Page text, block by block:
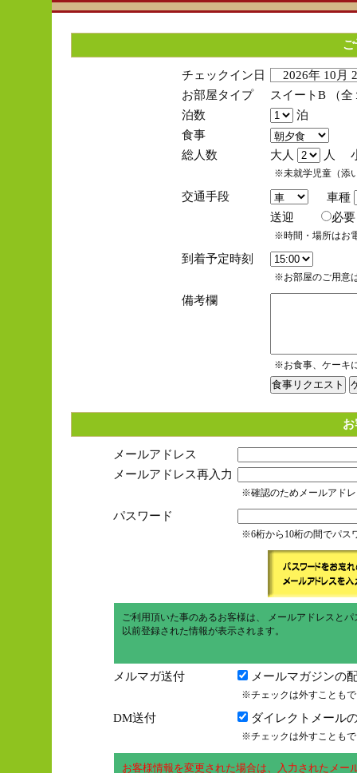
チェックイン日
2026年 10
お部屋タイプ
スイートB （
泊数
泊
食事
総人数
大人 人
※未就学児童（添
交通手段
車種
送迎
※時間・場所はお
到着予定時刻
※お部屋のご用意
備考欄
※お食事、ケーキ
メールアドレス
メールアドレス再入力
※確認のためメールアド
パスワード
※6桁から10桁の間でパス
ご利用頂いた事のあるお客様は、 メールアドレスと
以前登録された情報が表示されます。
メルマガ送付 メールマガジンの
※チェックは外すことも
DM送付 ダイレクトメール
※チェックは外すことも
お客様情報を変更された場合は、入力されたメ